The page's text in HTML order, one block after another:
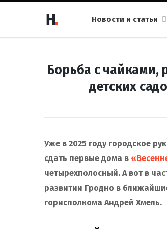
Новости и статьи
Борьба с
детских
Уже в 2025 году городское
сдать первые дома в
четырехполосный. А вот в
развитии Гродно в
горисполкома Андрей Хмель.